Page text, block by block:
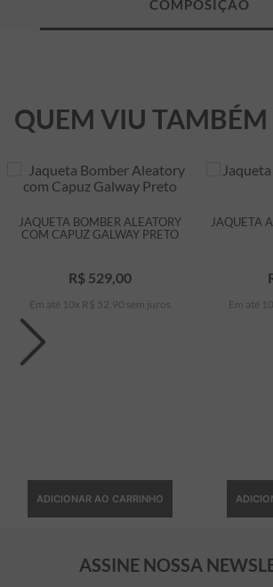
QUEM VIU TAMBÉM
JAQUETA BOMBER ALEATORY
COM CAPUZ GALWAY PRETO
R$ 529,00
Em até 10 x R$ 52 90 sem juros
ADICIONAR AO CARRINHO
JAQUETA
Em até 10
ASSINE NOSSA